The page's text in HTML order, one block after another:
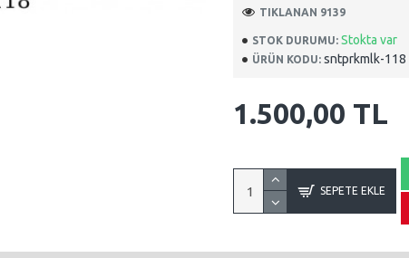
STOK DURUMU: Stokta var
ÜRÜN KODU: sntprkmlk-118
TIKLANAN 9139
1.500,00 TL
SEPETE EKLE